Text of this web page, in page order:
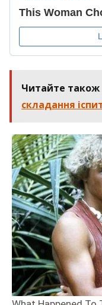
Читайте також
складання